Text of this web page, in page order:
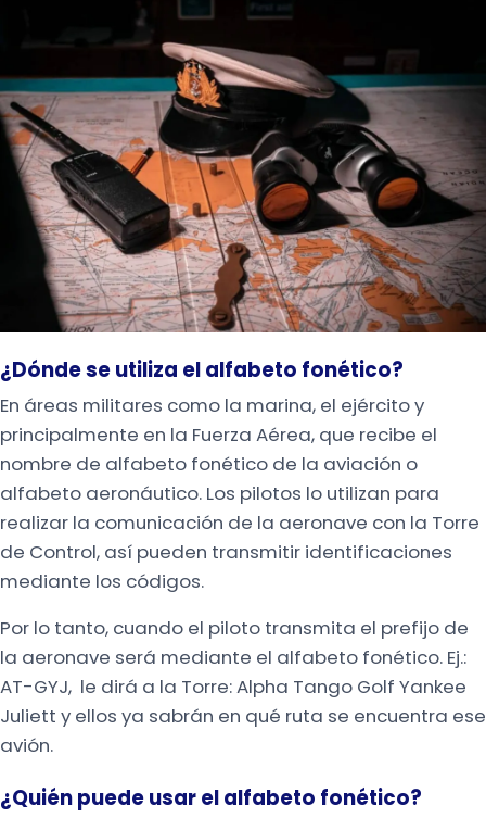
¿Dónde se utiliza el alfabeto fonético?
En áreas militares como la marina, el ejército y
principalmente en la Fuerza Aérea, que recibe el
nombre de alfabeto fonético de la aviación o
alfabeto aeronáutico. Los pilotos lo utilizan para
realizar la comunicación de la aeronave con la Torre
de Control, así pueden transmitir identificaciones
mediante los códigos.
Por lo tanto, cuando el piloto transmita el prefijo de
la aeronave será mediante el alfabeto fonético. Ej.:
AT-GYJ, le dirá a la Torre: Alpha Tango Golf Yankee
Juliett y ellos ya sabrán en qué ruta se encuentra ese
avión.
¿Quién puede usar el alfabeto fonético?